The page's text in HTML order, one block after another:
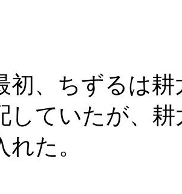
初、ちずるは
していたが、
れた。